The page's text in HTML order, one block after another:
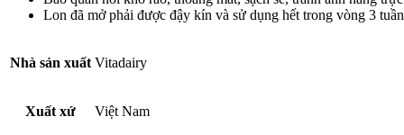
Lon đã mở phải được đậy kín và sử dụng hết trong vòng 3
Nhà sản xuất Vitadairy
Xuất xứ Việt Nam